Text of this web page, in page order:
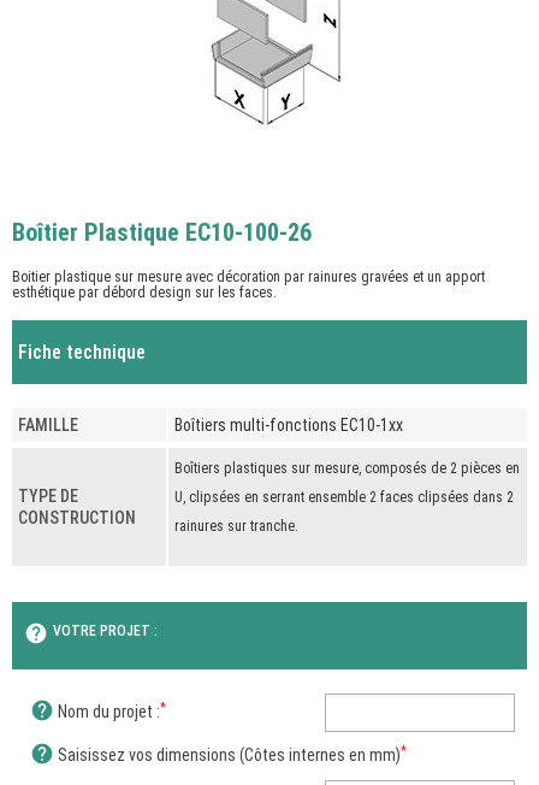
Boîtier Plastique EC10-100-26
Boitier plastique sur mesure avec décoration par rainures gravées et un apport
esthétique par débord design sur les faces.
Fiche technique
FAMILLE Boîtiers multi-fonctions EC10-1xx
TYPE DE
CONSTRUCTION
Boîtiers plastiques sur mesure, composés de 2 pièces en
U, clipsées en serrant ensemble 2 faces clipsées dans 2
rainures sur tranche.
help VOTRE PROJET :
help Nom du projet :*
help Saisissez vos dimensions (Côtes internes en mm)*